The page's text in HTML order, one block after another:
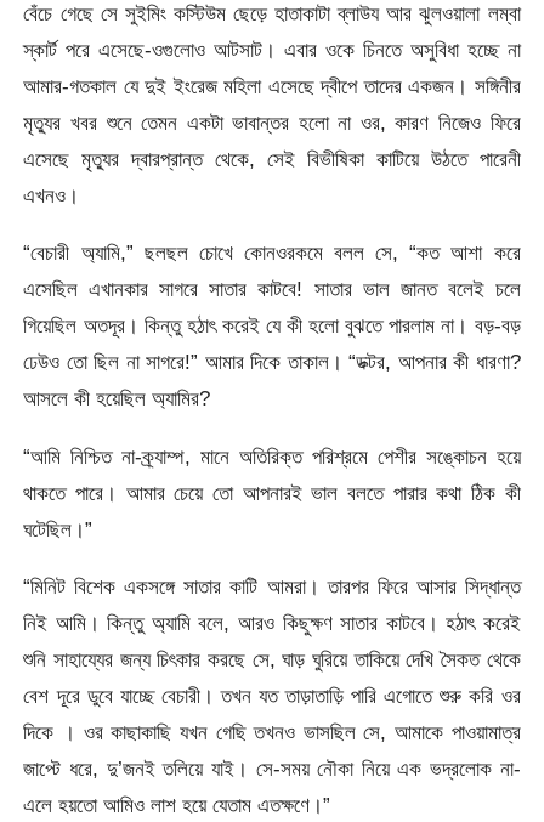
বেঁচে গেছে সে সুইমিং কস্টিউম ছেড়ে হাতাকাটা ব্লাউয আর ঝুলওয়ালা লম্বা
স্কার্ট পরে এসেছে-ওগুলোও আটসাট। এবার ওকে চিনতে অসুবিধা হচ্ছে না
আমার-গতকাল যে দুই ইংরেজ মহিলা এসেছে দ্বীপে তাদের একজন। সঙ্গিনীর
মৃত্যুর খবর শুনে তেমন একটা ভাবান্তর হলো না ওর, কারণ নিজেও ফিরে
এসেছে মৃত্যুর দ্বারপ্রান্ত থেকে, সেই বিভীষিকা কাটিয়ে উঠতে পারেনী
এখনও।
“বেচারী অ্যামি,” ছলছল চোখে কোনওরকমে বলল সে, “কত আশা করে
এসেছিল এখানকার সাগরে সাতার কাটবে! সাতার ভাল জানত বলেই চলে
গিয়েছিল অতদূর। কিন্তু হঠাৎ করেই যে কী হলো বুঝতে পারলাম না। বড়-বড়
ঢেউও তো ছিল না সাগরে!” আমার দিকে তাকাল। “ডক্টর, আপনার কী ধারণা?
আসলে কী হয়েছিল অ্যামির?
“আমি নিশ্চিত না-ক্র্যাম্প, মানে অতিরিক্ত পরিশ্রমে পেশীর সঙ্কোচন হয়ে
থাকতে পারে। আমার চেয়ে তো আপনারই ভাল বলতে পারার কথা ঠিক কী
ঘটেছিল।”
“মিনিট বিশেক একসঙ্গে সাতার কাটি আমরা। তারপর ফিরে আসার সিদ্ধান্ত
নিই আমি। কিন্তু অ্যামি বলে, আরও কিছুক্ষণ সাতার কাটবে। হঠাৎ করেই
শুনি সাহায্যের জন্য চিৎকার করছে সে, ঘাড় ঘুরিয়ে তাকিয়ে দেখি সৈকত থেকে
বেশ দূরে ডুবে যাচ্ছে বেচারী। তখন যত তাড়াতাড়ি পারি এগোতে শুরু করি ওর
দিকে । ওর কাছাকাছি যখন গেছি তখনও ভাসছিল সে, আমাকে পাওয়ামাত্র
জাপ্টে ধরে, দু’জনই তলিয়ে যাই। সে-সময় নৌকা নিয়ে এক ভদ্রলোক না-
এলে হয়তো আমিও লাশ হয়ে যেতাম এতক্ষণে।”